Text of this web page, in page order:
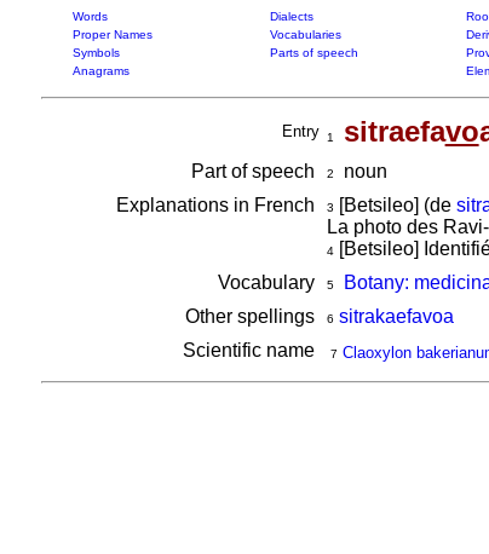
Words Dialects
Proper Names
Vocabularies
Symbols
Parts of speech
Anagrams
Entry 1 sitraefavo
Part of speech 2
noun
Explanations in French
3 [Betsileo] (de
La photo des
4[Betsileo]
Vocabulary 5
Botany:
Other spellings
6 sitrakaefavoa
Scientific name
7 Claoxylon